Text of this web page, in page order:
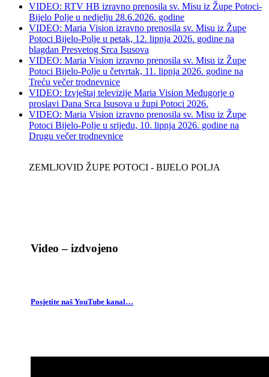
VIDEO: RTV HB izravno prenosila sv. Misu iz Župe Potoci-
Bijelo Polje u nedjelju 28.6.2026. godine
VIDEO: Maria Vision izravno prenosila sv. Misu iz Župe
Potoci Bijelo-Polje u petak, 12. lipnja 2026. godine na
blagdan Presvetog Srca Isusova
VIDEO: Maria Vision izravno prenosila sv. Misu iz Župe
Potoci Bijelo-Polje u četvrtak, 11. lipnja 2026. godine na
Treću večer trodnevnice
VIDEO: Izvještaj televizije Maria Vision Međugorje o
proslavi Dana Srca Isusova u župi Potoci 2026.
VIDEO: Maria Vision izravno prenosila sv. Misu iz Župe
Potoci Bijelo-Polje u srijedu, 10. lipnja 2026. godine na
Drugu večer trodnevnice
ZEMLJOVID ŽUPE POTOCI - BIJELO POLJA
Video – izdvojeno
Posjetite naš YouTube kanal…